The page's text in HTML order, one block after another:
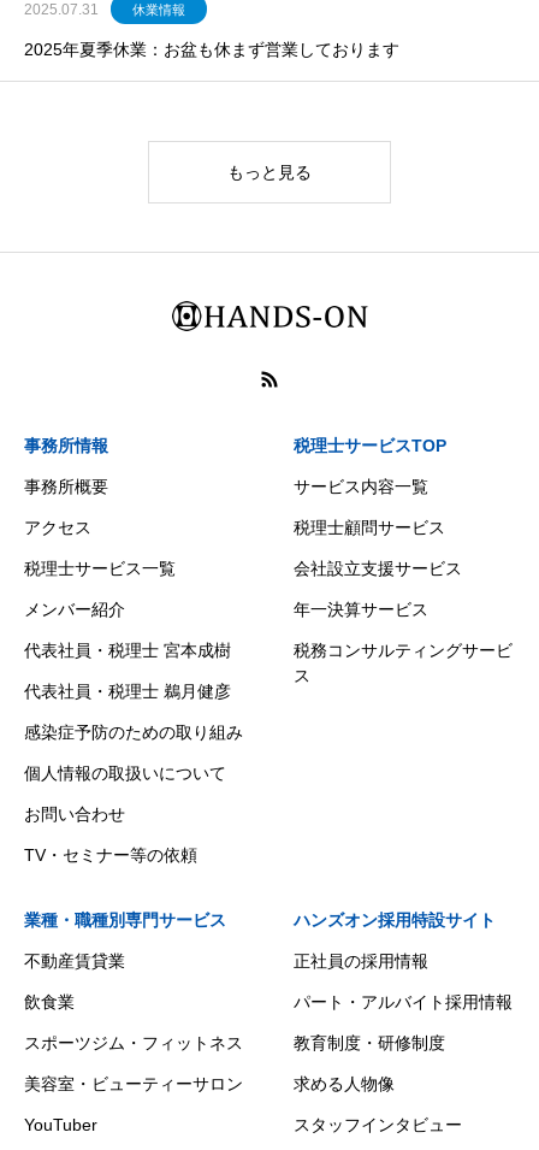
2025.07.31 休業情報
2025年夏季休業：お盆も休まず営業しております
もっと見る
事務所情報
事務所概要
アクセス
税理士サービス一覧
メンバー紹介
代表社員・税理士 宮本成樹
代表社員・税理士 鵜月健彦
感染症予防のための取り組み
個人情報の取扱いについて
お問い合わせ
TV・セミナー等の依頼
税理士サービスTOP
サービス内容一覧
税理士顧問サービス
会社設立支援サービス
年一決算サービス
税務コンサルティングサービ
ス
業種・職種別専門サービス
不動産賃貸業
飲食業
スポーツジム・フィットネス
美容室・ビューティーサロン
YouTuber
ハンズオン採用特設サイト
正社員の採用情報
パート・アルバイト採用情報
教育制度・研修制度
求める人物像
スタッフインタビュー